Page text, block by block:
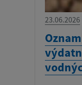
23.06.2026